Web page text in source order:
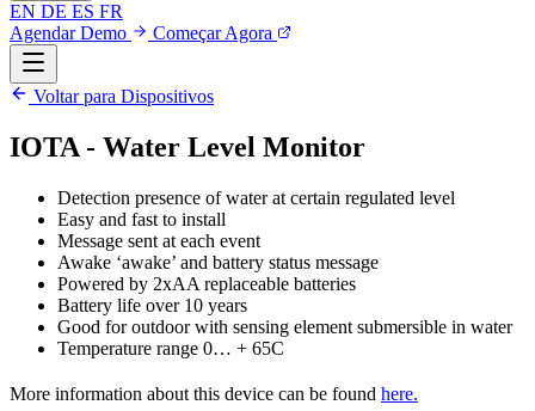
EN DE ES FR
Agendar Demo
Começar Agora
Voltar para Dispositivos
IOTA - Water Level Monitor
Detection presence of water at certain regulated level
Easy and fast to install
Message sent at each event
Awake ‘awake’ and battery status message
Powered by 2xAA replaceable batteries
Battery life over 10 years
Good for outdoor with sensing element submersible in water
Temperature range 0… + 65C
More information about this device can be found here.